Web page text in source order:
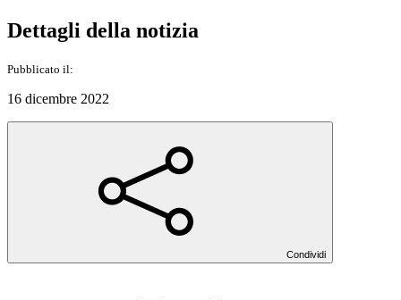
Dettagli della notizia
Pubblicato il:
16 dicembre 2022
Condividi